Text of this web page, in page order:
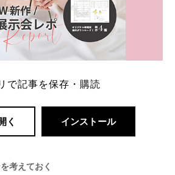
で記事を保存・購読
く インストール
考えておく